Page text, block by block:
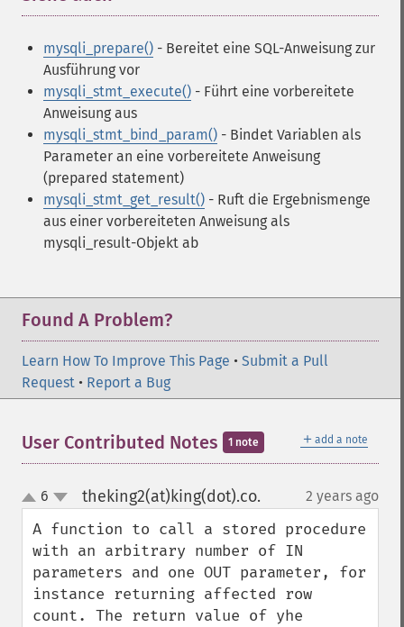
mysqli_prepare() - Bereitet eine SQL-Anweisung zur
Ausführung vor
mysqli_stmt_execute() - Führt eine vorbereitete
Anweisung aus
mysqli_stmt_bind_param() - Bindet Variablen als
Parameter an eine vorbereitete Anweisung
(prepared statement)
mysqli_stmt_get_result() - Ruft die Ergebnismenge
aus einer vorbereiteten Anweisung als
mysqli_result-Objekt ab
Found A Problem?
Learn How To Improve This Page • Submit a Pull
Request • Report a Bug
＋ add a note
User Contributed Notes 1 note
up
down
6 theking2(at)king(dot).co. 2 years ago
A function to call a stored procedure
with an arbitrary number of IN
parameters and one OUT parameter, for
instance returning affected row
count. The return value of yhe